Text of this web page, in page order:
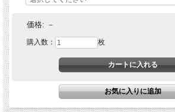
価格: －
購入数： 枚